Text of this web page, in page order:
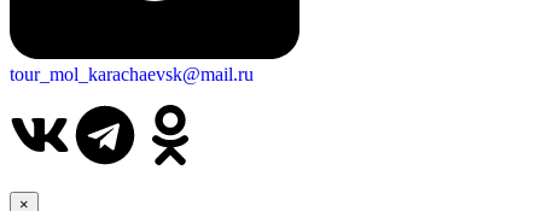
tour_mol_karachaevsk@mail.ru
×